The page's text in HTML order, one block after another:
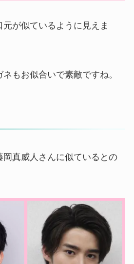
元が似ているように見えま
もお似合いで素敵ですね。
真威人さんに似ているとの